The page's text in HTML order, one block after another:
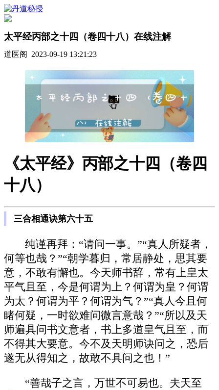
太平经丙部之十四（卷四十八）在线注解
道医阁 2023-09-19 13:21:23
《太平经》丙部之十四（卷四
十八）
三合相通诀第六十五
纯谨再拜：“请问一事。”“真人所疑者，
何等也哉？”“朝学暮归，常居静处，思其要
意，不敢有懈也。今天师书辞，常有上皇太
平气且至，今是何谓为上？何谓为皇？何谓
为太？何谓为平？何谓为气？”“真人今且何
睹何疑，一时欲难问微言意哉？”“所以及天
师遍具问书文意者，书上多道皇气且至，而
不得其大要意。今不及天明师诀问之，恐后
遂无从得知之，故敢不具问之也！”
“善哉子之言，万世不可易也。夫天至